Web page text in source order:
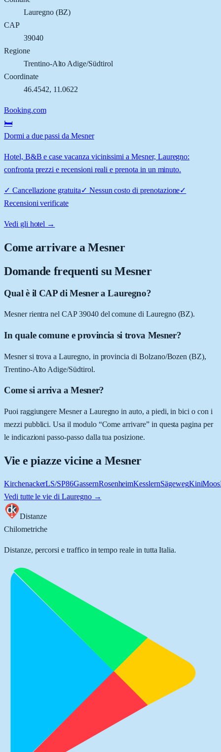
Lauregno(BZ)
CAP
39040
Regione
Trentino-Alto Adige/Südtirol
Coordinate
46.4542, 11.0622
Booking.com
🛏️
Dormi a due passi da Mesner
Hotel, B&B e case vacanza vicinissimi a Mesner, Lauregno:
confronta prezzi e recensioni reali e prenota in un minuto.
✓ Cancellazione gratuita✓ Nessun costo di prenotazione✓
Recensioni verificate
Vedi gli hotel →
Come arrivare aMesner
Domande frequenti su Mesner
Qual è il CAP di Mesner a Lauregno?
Mesner rientra nel CAP 39040 del comune di Lauregno (BZ).
In quale comune e provincia si trova Mesner?
Mesner si trova a Lauregno, in provincia di Bolzano/Bozen (BZ),
Trentino-Alto Adige/Südtirol.
Come si arriva a Mesner?
Puoi raggiungere Mesner a Lauregno in auto, a piedi, in bici o con i
mezzi pubblici. Usa il modulo “Come arrivare” in questa pagina per
le indicazioni passo-passo dalla tua posizione.
Vie e piazze vicine a Mesner
KirchenackerLS/SP86GassernRosenheimKesslernSägewegKiniMoos
Vedi tutte le vie di Lauregno→
Distanze
Chilometriche
Distanze, percorsi e traffico in tempo reale in tutta Italia.